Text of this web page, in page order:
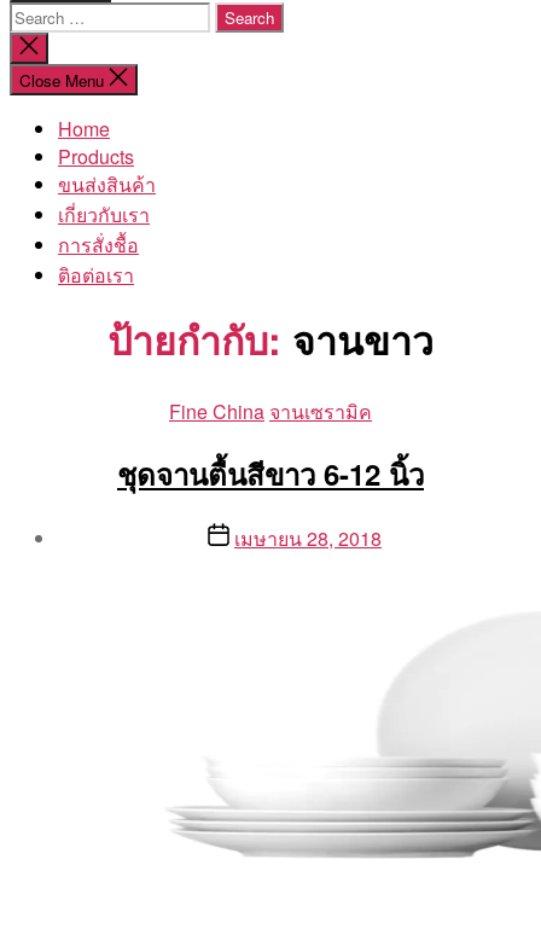
Search
for:
Close
search
Close Menu
Home
Products
ขนส่งสินค้า
เกี่ยวกับเรา
การสั่งชื้อ
ติอต่อเรา
ป้ายกำกับ: จานขาว
Categories
Fine China จานเซรามิค
ชุดจานตื้นสีขาว 6-12 นิ้ว
Postเมษายน 28, 2018